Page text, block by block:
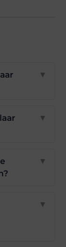
▼
▼
▼
▼